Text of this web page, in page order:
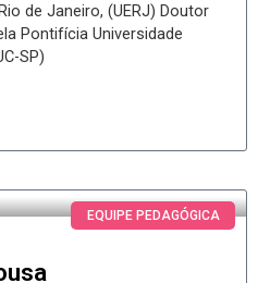
de Janeiro, (UERJ) Doutor
Pontifícia Universidade
SP)
EQUIPE PEDAGÓGICA